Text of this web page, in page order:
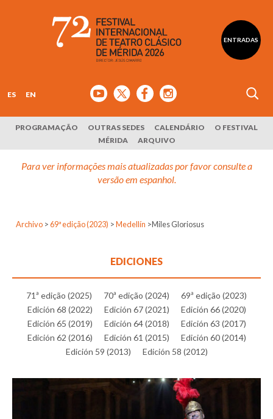
ENTRADAS
ES EN
PROGRAMAÇÃO OUTRAS SEDES CALENDÁRIO
O FESTIVAL
MÉRIDA
ARQUIVO
Para ver informações mais atualizadas por favor consulte a
versão em espanhol.
Archivo > 69ª edição (2023) > Medellín >Miles Gloriosus
EDICIONES
71ª edição (2025) 70ª edição (2024)
69ª edição (2023)
Edición 68 (2022)
Edición 67 (2021)
Edición 66 (2020)
Edición 65 (2019)
Edición 64 (2018)
Edición 63 (2017)
Edición 62 (2016)
Edición 61 (2015)
Edición 60 (2014)
Edición 59 (2013)
Edición 58 (2012)